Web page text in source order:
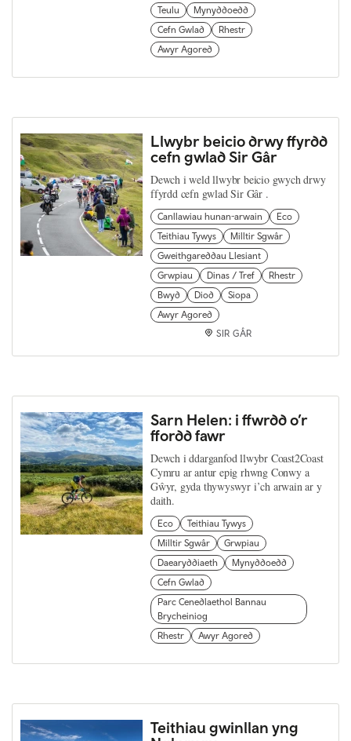
Teulu
Mynyddoedd
Cefn Gwlad
Rhestr
Awyr Agored
Llwybr beicio drwy ffyrdd
cefn gwlad Sir Gâr
Dewch i weld llwybr beicio gwych drwy
ffyrdd cefn gwlad Sir Gâr .
Canllawiau hunan-arwain
Eco
Teithiau Tywys
Milltir Sgwâr
Gweithgareddau Llesiant
Grwpiau
Dinas / Tref
Rhestr
Bwyd
Diod
Siopa
Awyr Agored
SIR GÂR
Sarn Helen: i ffwrdd o’r
ffordd fawr
Dewch i ddarganfod llwybr Coast2Coast
Cymru ar antur epig rhwng Conwy a
Gŵyr, gyda thywyswyr i’ch arwain ar y
daith.
Eco
Teithiau Tywys
Milltir Sgwâr
Grwpiau
Daearyddiaeth
Mynyddoedd
Cefn Gwlad
Parc Cenedlaethol Bannau
Brycheiniog
Rhestr
Awyr Agored
Teithiau gwinllan yng